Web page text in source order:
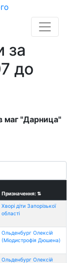
за
до
маг "Дарница"
Призначення:⇅
Хворі діти Запорізької
області
Ольденбург Олексій
(Міодистрофія Дюшена)
Ольденбург Олексій